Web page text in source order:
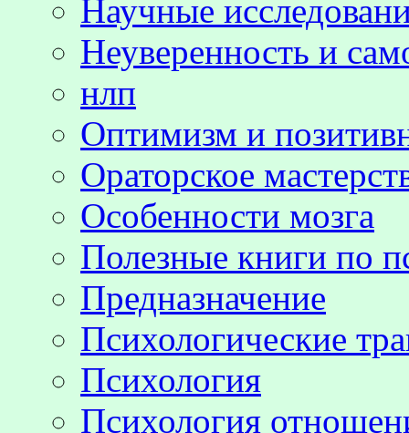
Научные
Неуверенность и
нлп
Оптимизм и
Ораторское
Особенности мозга
Полезные книги по
Предназначение
Психологические
Психология
Психология